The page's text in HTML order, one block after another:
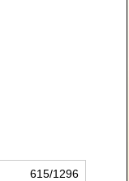
615/1296